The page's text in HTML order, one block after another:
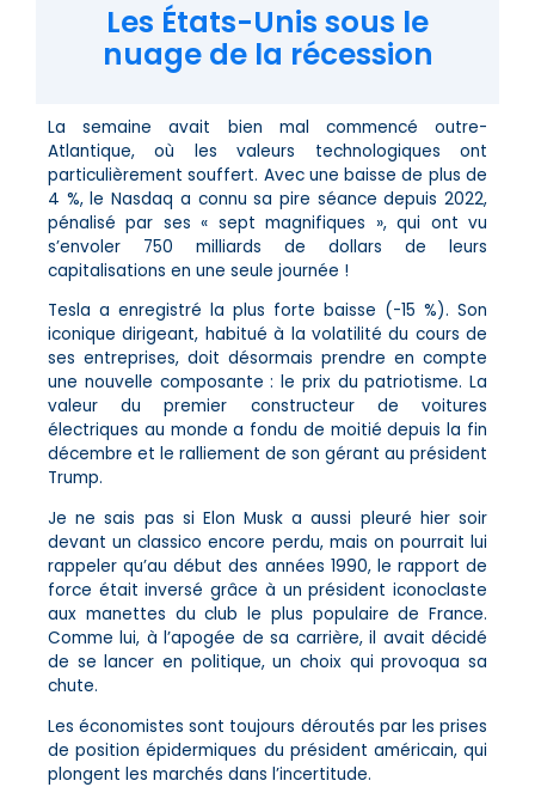
Les États-Unis sous le
nuage de la récession
La semaine avait bien mal commencé outre-
Atlantique, où les valeurs technologiques ont
particulièrement souffert. Avec une baisse de plus de
4 %, le Nasdaq a connu sa pire séance depuis 2022,
pénalisé par ses « sept magnifiques », qui ont vu
s’envoler 750 milliards de dollars de leurs
capitalisations en une seule journée !
Tesla a enregistré la plus forte baisse (-15 %). Son
iconique dirigeant, habitué à la volatilité du cours de
ses entreprises, doit désormais prendre en compte
une nouvelle composante : le prix du patriotisme. La
valeur du premier constructeur de voitures
électriques au monde a fondu de moitié depuis la fin
décembre et le ralliement de son gérant au président
Trump.
Je ne sais pas si Elon Musk a aussi pleuré hier soir
devant un classico encore perdu, mais on pourrait lui
rappeler qu’au début des années 1990, le rapport de
force était inversé grâce à un président iconoclaste
aux manettes du club le plus populaire de France.
Comme lui, à l’apogée de sa carrière, il avait décidé
de se lancer en politique, un choix qui provoqua sa
chute.
Les économistes sont toujours déroutés par les prises
de position épidermiques du président américain, qui
plongent les marchés dans l’incertitude.